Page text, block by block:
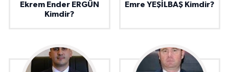
Ekrem Ender ERGÜN
Kimdir?
Emre YEŞİLBAŞ Kimdir?